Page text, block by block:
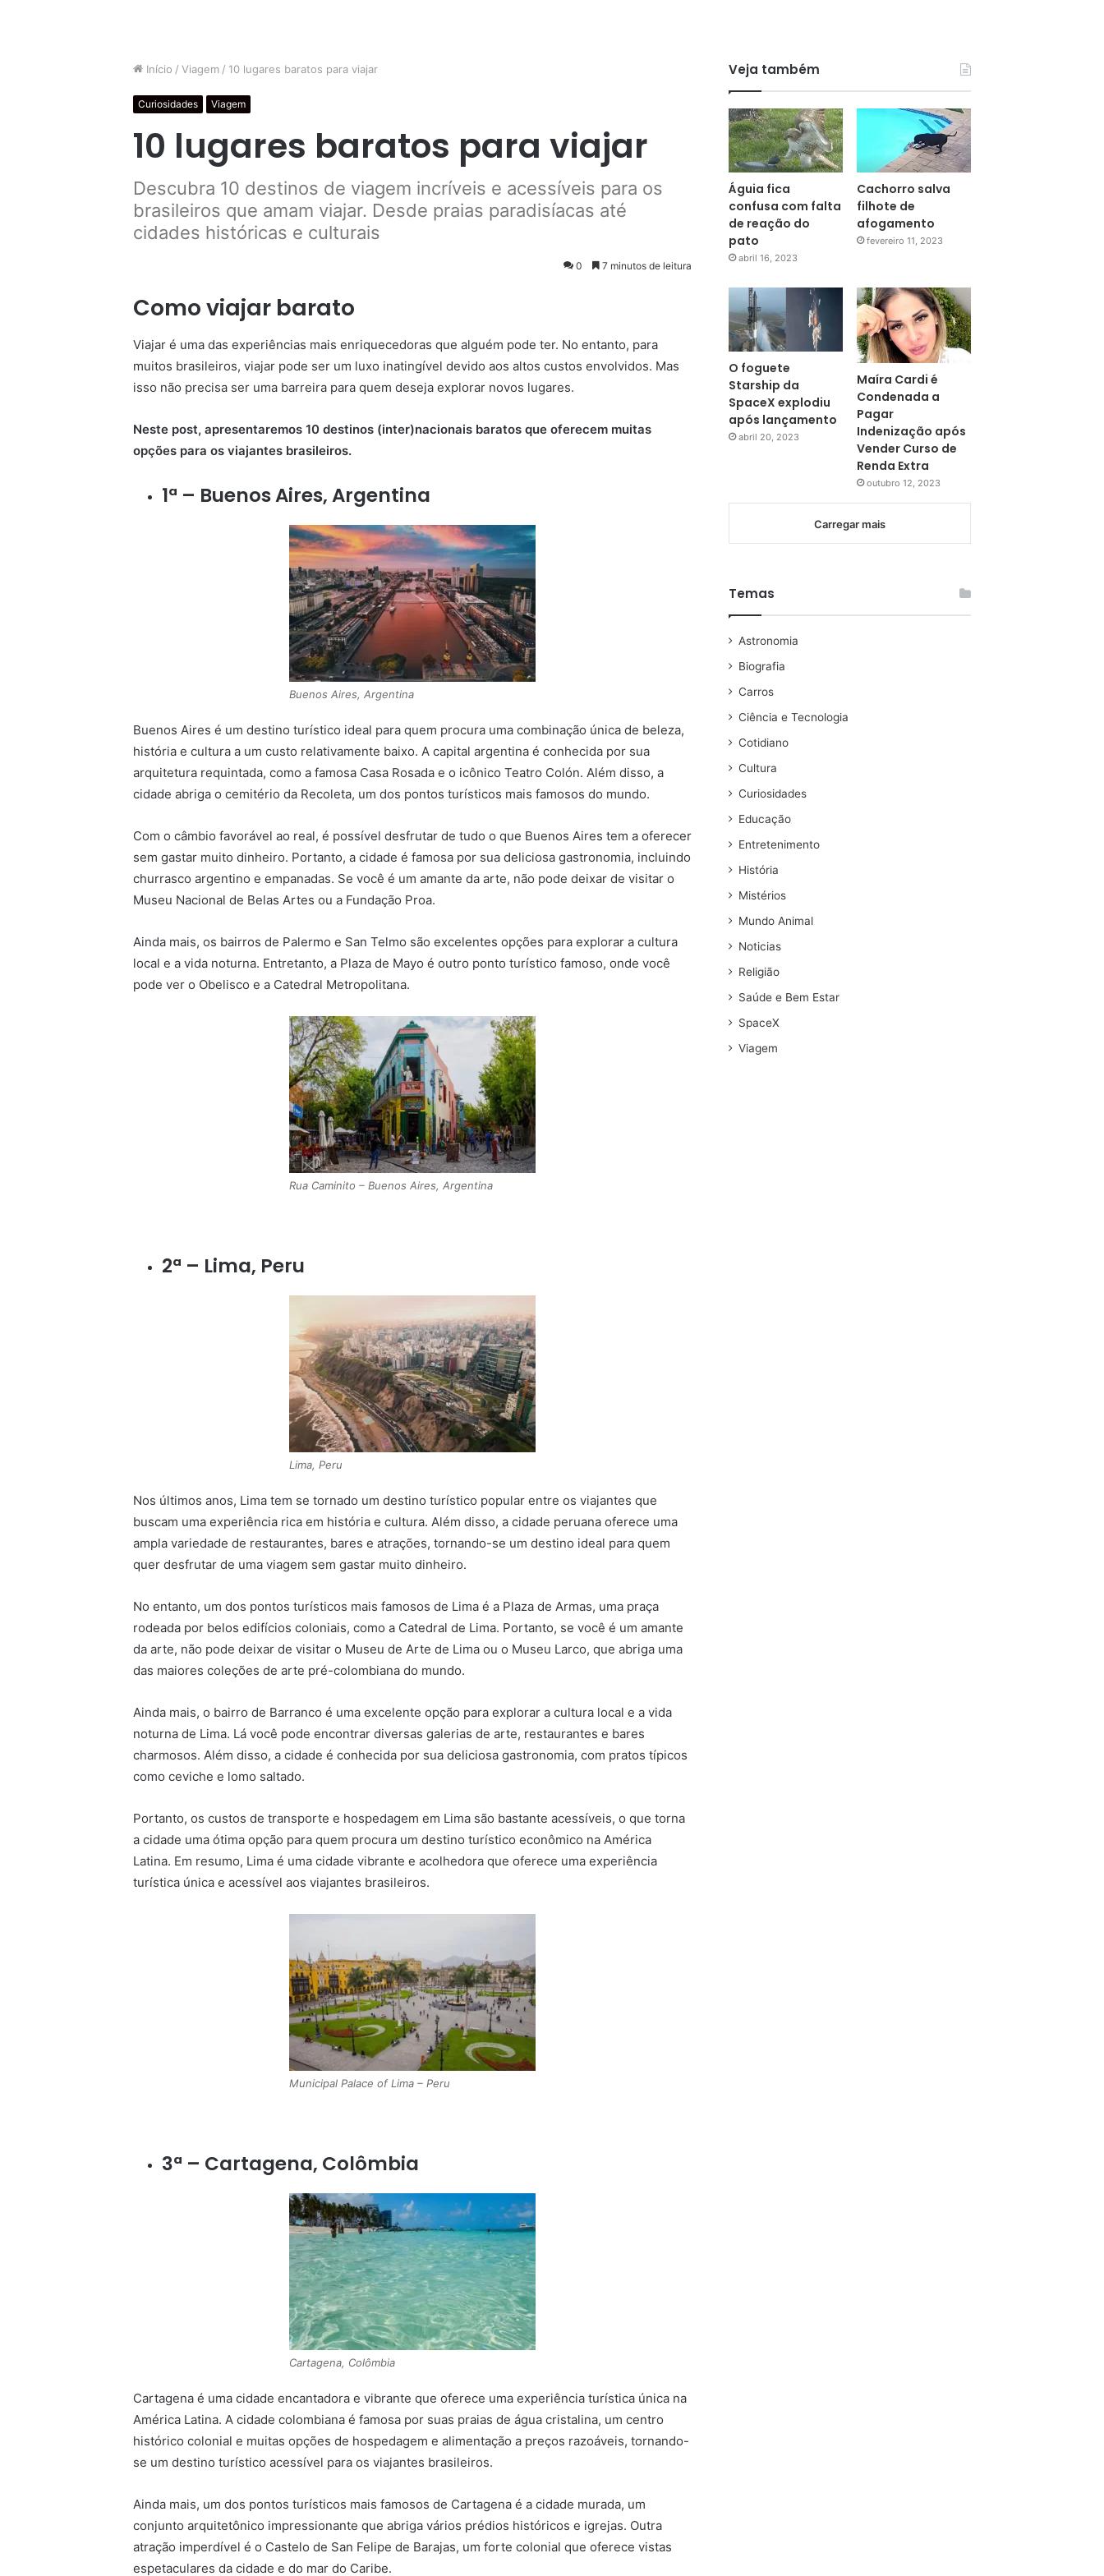
Início / Viagem / 10 lugares baratos para viajar
Curiosidades Viagem
10 lugares baratos para viajar
Descubra 10 destinos de viagem incríveis e acessíveis para os
brasileiros que amam viajar. Desde praias paradisíacas até
cidades históricas e culturais
0 7 minutos de leitura
Como viajar barato
Viajar é uma das experiências mais enriquecedoras que alguém pode ter. No entanto, para
muitos brasileiros, viajar pode ser um luxo inatingível devido aos altos custos envolvidos. Mas
isso não precisa ser uma barreira para quem deseja explorar novos lugares.
Neste post, apresentaremos 10 destinos (inter)nacionais baratos que oferecem muitas
opções para os viajantes brasileiros.
1ª – Buenos Aires, Argentina
Buenos Aires, Argentina
Buenos Aires é um destino turístico ideal para quem procura uma combinação única de beleza,
história e cultura a um custo relativamente baixo. A capital argentina é conhecida por sua
arquitetura requintada, como a famosa Casa Rosada e o icônico Teatro Colón. Além disso, a
cidade abriga o cemitério da Recoleta, um dos pontos turísticos mais famosos do mundo.
Com o câmbio favorável ao real, é possível desfrutar de tudo o que Buenos Aires tem a oferecer
sem gastar muito dinheiro. Portanto, a cidade é famosa por sua deliciosa gastronomia, incluindo
churrasco argentino e empanadas. Se você é um amante da arte, não pode deixar de visitar o
Museu Nacional de Belas Artes ou a Fundação Proa.
Ainda mais, os bairros de Palermo e San Telmo são excelentes opções para explorar a cultura
local e a vida noturna. Entretanto, a Plaza de Mayo é outro ponto turístico famoso, onde você
pode ver o Obelisco e a Catedral Metropolitana.
Rua Caminito – Buenos Aires, Argentina
2ª – Lima, Peru
Lima, Peru
Nos últimos anos, Lima tem se tornado um destino turístico popular entre os viajantes que
buscam uma experiência rica em história e cultura. Além disso, a cidade peruana oferece uma
ampla variedade de restaurantes, bares e atrações, tornando-se um destino ideal para quem
quer desfrutar de uma viagem sem gastar muito dinheiro.
No entanto, um dos pontos turísticos mais famosos de Lima é a Plaza de Armas, uma praça
rodeada por belos edifícios coloniais, como a Catedral de Lima. Portanto, se você é um amante
da arte, não pode deixar de visitar o Museu de Arte de Lima ou o Museu Larco, que abriga uma
das maiores coleções de arte pré-colombiana do mundo.
Ainda mais, o bairro de Barranco é uma excelente opção para explorar a cultura local e a vida
noturna de Lima. Lá você pode encontrar diversas galerias de arte, restaurantes e bares
charmosos. Além disso, a cidade é conhecida por sua deliciosa gastronomia, com pratos típicos
como ceviche e lomo saltado.
Portanto, os custos de transporte e hospedagem em Lima são bastante acessíveis, o que torna
a cidade uma ótima opção para quem procura um destino turístico econômico na América
Latina. Em resumo, Lima é uma cidade vibrante e acolhedora que oferece uma experiência
turística única e acessível aos viajantes brasileiros.
Municipal Palace of Lima – Peru
3ª – Cartagena, Colômbia
Cartagena, Colômbia
Cartagena é uma cidade encantadora e vibrante que oferece uma experiência turística única na
América Latina. A cidade colombiana é famosa por suas praias de água cristalina, um centro
histórico colonial e muitas opções de hospedagem e alimentação a preços razoáveis, tornando-
se um destino turístico acessível para os viajantes brasileiros.
Ainda mais, um dos pontos turísticos mais famosos de Cartagena é a cidade murada, um
conjunto arquitetônico impressionante que abriga vários prédios históricos e igrejas. Outra
atração imperdível é o Castelo de San Felipe de Barajas, um forte colonial que oferece vistas
espetaculares da cidade e do mar do Caribe.
Veja também
Águia fica
confusa com falta
de reação do
pato
abril 16, 2023
Cachorro salva
filhote de
afogamento
fevereiro 11, 2023
O foguete
Starship da
SpaceX explodiu
após lançamento
abril 20, 2023
Maíra Cardi é
Condenada a
Pagar
Indenização após
Vender Curso de
Renda Extra
outubro 12, 2023
Carregar mais
Temas
Astronomia
Biografia
Carros
Ciência e Tecnologia
Cotidiano
Cultura
Curiosidades
Educação
Entretenimento
História
Mistérios
Mundo Animal
Noticias
Religião
Saúde e Bem Estar
SpaceX
Viagem